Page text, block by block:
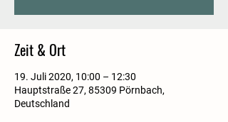
Zeit & Ort
19. Juli 2020, 10:00 – 12:30
Hauptstraße 27, 85309 Pörnbach,
Deutschland